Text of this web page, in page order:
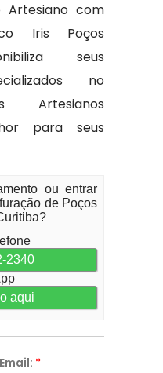
Artesiano com
Iris Poços
seus
no
Artesianos
para seus
ou entrar
de Poços
2340
aqui
Email: *